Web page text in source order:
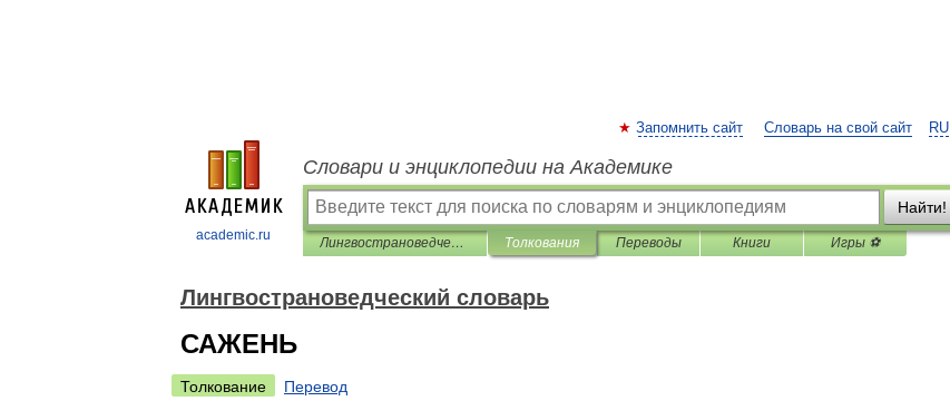
academic.ru
RU
Запомнить сайт Словарь на свой сайт
Словари и энциклопедии на Академике
Найти!
Лингвострановедческий словарь Толкования Переводы Книги Игры ⚽
Лингвострановедческий словарь
САЖЕНЬ
Толкование
Перевод